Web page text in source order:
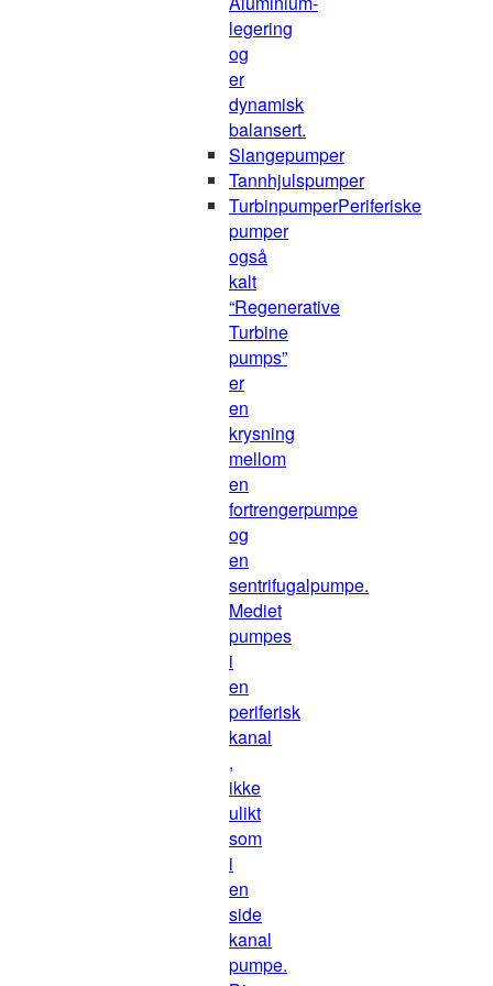
legering
og
er
dynamisk
balansert.
Slangepumper
Tannhjulspumper
TurbinpumperPeriferiske
pumper
også
kalt
“Regenerative
Turbine
pumps”
er
en
krysning
mellom
en
fortrengerpumpe
og
en
sentrifugalpumpe.
Mediet
pumpes
i
en
periferisk
kanal
,
ikke
ulikt
som
i
en
side
kanal
pumpe.